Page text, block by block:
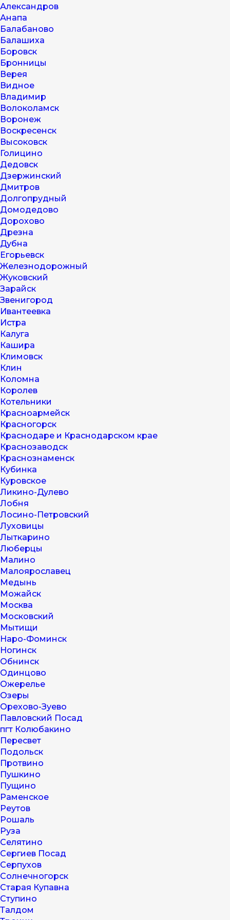
Александров
Анапа
Балабаново
Балашиха
Боровск
Бронницы
Верея
Видное
Владимир
Волоколамск
Воронеж
Воскресенск
Высоковск
Голицино
Дедовск
Дзержинский
Дмитров
Долгопрудный
Домодедово
Дорохово
Дрезна
Дубна
Егорьевск
Железнодорожный
Жуковский
Зарайск
Звенигород
Ивантеевка
Истра
Калуга
Кашира
Климовск
Клин
Коломна
Королев
Котельники
Красноармейск
Красногорск
Краснодаре и Краснодарском крае
Краснозаводск
Краснознаменск
Кубинка
Куровское
Ликино-Дулево
Лобня
Лосино-Петровский
Луховицы
Лыткарино
Люберцы
Малино
Малоярославец
Медынь
Можайск
Москва
Московский
Мытищи
Наро-Фоминск
Ногинск
Обнинск
Одинцово
Ожерелье
Озеры
Орехово-Зуево
Павловский Посад
пгт Колюбакино
Пересвет
Подольск
Протвино
Пушкино
Пущино
Раменское
Реутов
Рошаль
Руза
Селятино
Сергиев Посад
Серпухов
Солнечногорск
Старая Купавна
Ступино
Талдом